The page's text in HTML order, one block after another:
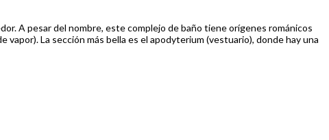
A pesar del nombre, este complejo de baño tiene orígenes románicos
La sección más bella es el apodyterium (vestuario), donde hay una